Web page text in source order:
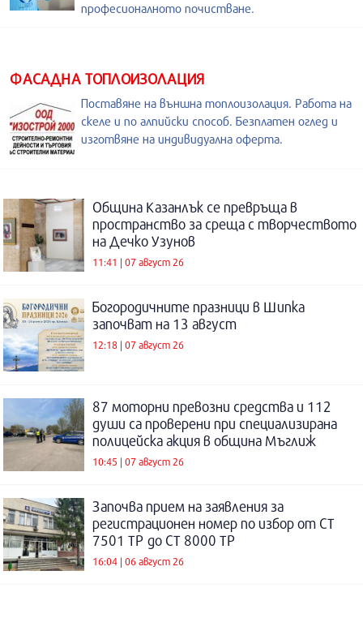
професионалното почистване.
ФАСАДНА ТОПЛОИЗОЛАЦИЯ
Поставяне на външна топлоизолация. Работа на
скеле и по алпийски способ. Безплатен оглед и
изготвяне на индивидуална оферта.
Община Казанлък се превръща в
пространство за среща с творчеството
на Дечко Узунов
11:41 | 07 август 26
Богородичните празници в Шипка
започват на 13 август
12:18 | 07 август 26
87 моторни превозни средства и 112
души са проверени при специализирана
полицейска акция в община Мъглиж
10:45 | 07 август 26
Започва прием на заявления за
регистрационен номер по избор от СТ
7501 ТР до СТ 8000 ТР
16:04 | 06 август 26